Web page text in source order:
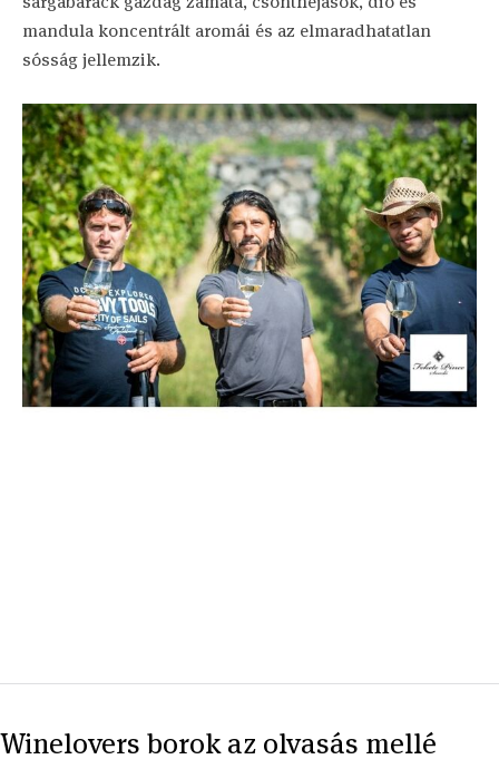
mandula koncentrált aromái és az elmaradhatatlan
sósság jellemzik.
Winelovers borok az olvasás mellé